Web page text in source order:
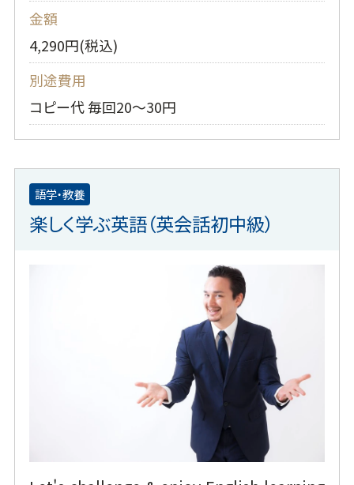
金額
4,290円(税込)
別途費用
コピー代 毎回20～30円
楽しく学ぶ英語（英会話初中級）
語学・教養